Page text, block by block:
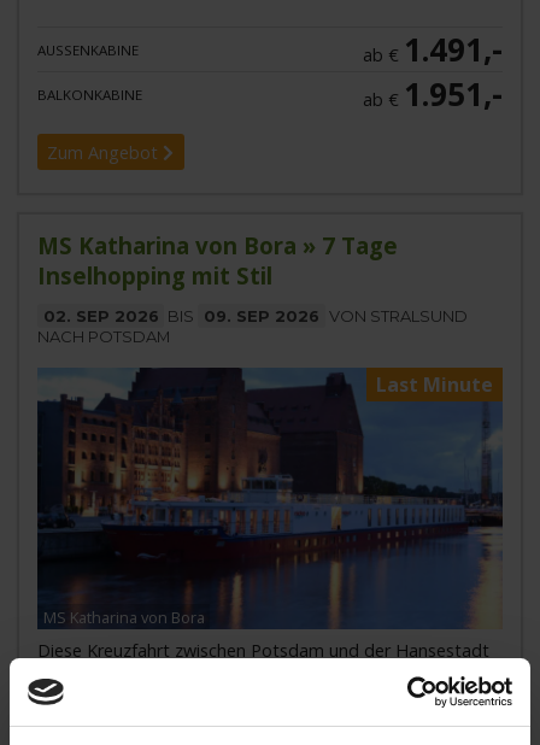
AUSSENKABINE ab € 1.491,-
BALKONKABINE ab € 1.951,-
Zum Angebot
MS Katharina von Bora » 7 Tage
Inselhopping mit Stil
02. SEP 2026 BIS 09. SEP 2026 VON STRALSUND
NACH POTSDAM
Last Minute
MS Katharina von Bora
Diese Kreuzfahrt zwischen Potsdam und der Hansestadt
Stralsund, vorbei an den deutschen Ostseeinseln,
verspricht jeden Tag kontra